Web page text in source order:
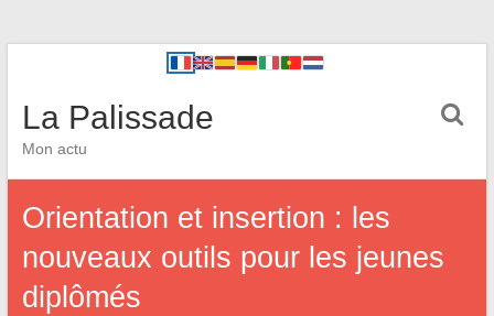
La Palissade
Mon actu
Orientation et insertion : les
nouveaux outils pour les jeunes
diplômés